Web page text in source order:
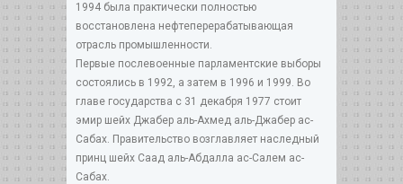
1994 была практически полностью
восстановлена нефтеперерабатывающая
отрасль промышленности.
Первые послевоенные парламентские выборы
состоялись в 1992, а затем в 1996 и 1999. Во
главе государства с 31 декабря 1977 стоит
эмир шейх Джабер аль-Ахмед аль-Джабер ас-
Сабах. Правительство возглавляет наследный
принц шейх Саад аль-Абдалла ас-Салем ас-
Сабах.